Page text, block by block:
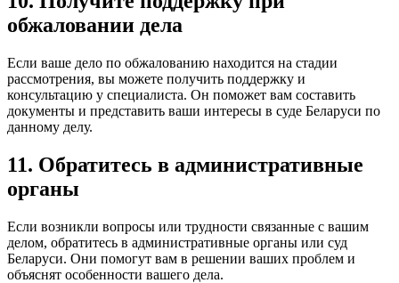
обжаловании дела
Если ваше дело по обжалованию находится на стадии
рассмотрения, вы можете получить поддержку и
консультацию у специалиста. Он поможет вам составить
документы и представить ваши интересы в суде Беларуси по
данному делу.
11. Обратитесь в административные
органы
Если возникли вопросы или трудности связанные с вашим
делом, обратитесь в административные органы или суд
Беларуси. Они помогут вам в решении ваших проблем и
объяснят особенности вашего дела.